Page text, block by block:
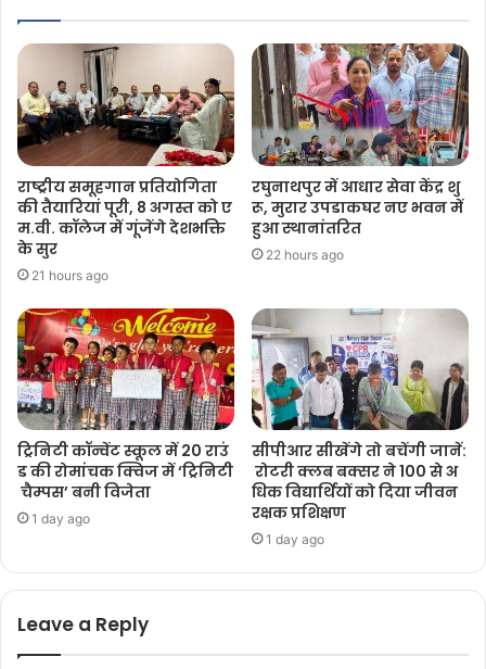
राष्ट्रीय समूहगान प्रतियोगिता
की तैयारियां पूरी, 8 अगस्त को ए
म.वी. कॉलेज में गूंजेंगे देशभक्ति
के सुर
21 hours ago
रघुनाथपुर में आधार सेवा केंद्र शु
रू, मुरार उपडाकघर नए भवन में
हुआ स्थानांतरित
22 hours ago
ट्रिनिटी कॉन्वेंट स्कूल में 20 राउं
ड की रोमांचक क्विज में ‘ट्रिनिटी
चैम्पस’ बनी विजेता
1 day ago
सीपीआर सीखेंगे तो बचेंगी जानें:
रोटरी क्लब बक्सर ने 100 से अ
धिक विद्यार्थियों को दिया जीवन
रक्षक प्रशिक्षण
1 day ago
Leave a Reply